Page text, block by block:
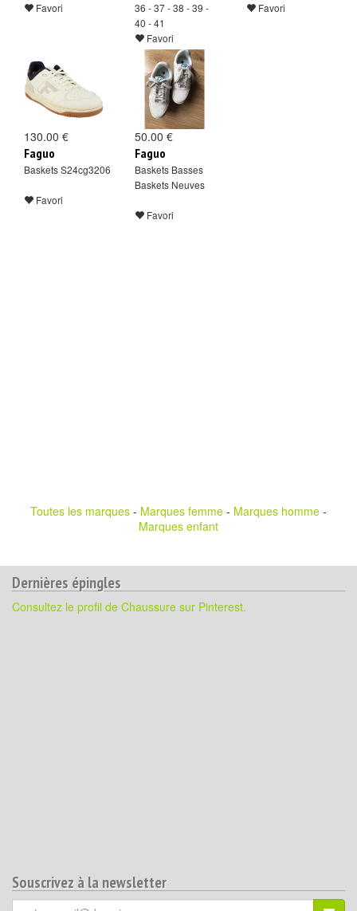
Favori
36 - 37 - 38 - 39 -
40 - 41
Favori
Favori
130.00 €
Faguo
Baskets S24cg3206
Favori
50.00 €
Faguo
Baskets Basses
Baskets Neuves
Favori
Toutes les marques - Marques femme - Marques homme -
Marques enfant
Dernières épingles
Consultez le profil de Chaussure sur Pinterest.
Souscrivez à la newsletter
Votre